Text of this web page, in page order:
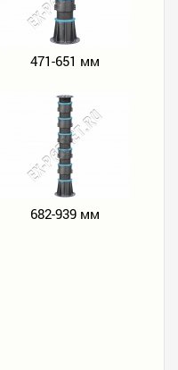
471-651 мм
682-939 мм